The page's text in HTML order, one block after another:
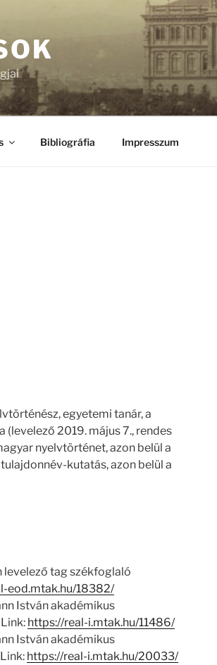
Bibliográfia Impresszum
egyetemi tanár, a
2019. május 7., rendes
nyelvtörténet, azon belül a
kutatás, azon belül a
levelező tag székfoglaló
eod.mtak.hu/18382/
István akadémikus
https://real-i.mtak.hu/11486/
István akadémikus
https://real-i.mtak.hu/20033/